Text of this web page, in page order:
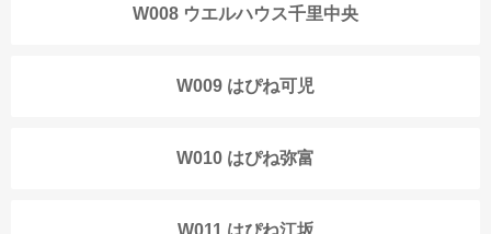
W008 ウエルハウス千里中央
W009 はぴね可児
W010 はぴね弥富